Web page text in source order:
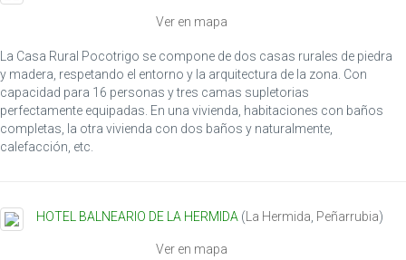
Ver en mapa
La Casa Rural Pocotrigo se compone de dos casas rurales de piedra
y madera, respetando el entorno y la arquitectura de la zona. Con
capacidad para 16 personas y tres camas supletorias
perfectamente equipadas. En una vivienda, habitaciones con baños
completas, la otra vivienda con dos baños y naturalmente,
calefacción, etc.
HOTEL BALNEARIO DE LA HERMIDA (La Hermida, Peñarrubia)
Ver en mapa